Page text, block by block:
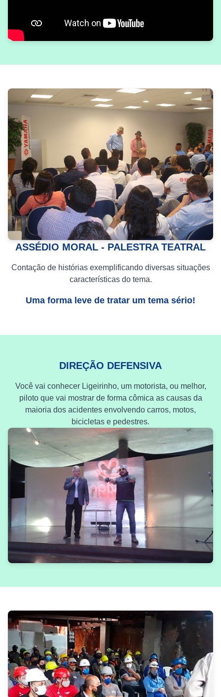
ASSÉDIO MORAL - PALESTRA TEATRAL
Contação de histórias exemplificando diversas situações
características do tema.
Uma forma leve de tratar um tema sério!
DIREÇÃO DEFENSIVA
Você vai conhecer Ligeirinho, um motorista, ou melhor,
piloto que vai mostrar de forma cômica as causas da
maioria dos acidentes envolvendo carros, motos,
bicicletas e pedestres.